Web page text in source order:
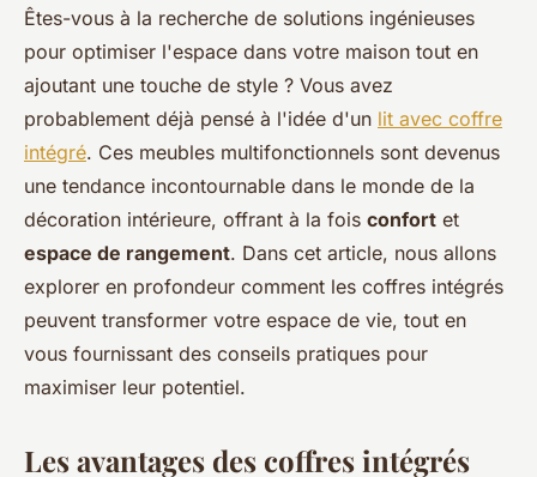
Êtes-vous à la recherche de solutions ingénieuses
pour optimiser l'espace dans votre maison tout en
ajoutant une touche de style ? Vous avez
probablement déjà pensé à l'idée d'un lit avec coffre
intégré. Ces meubles multifonctionnels sont devenus
une tendance incontournable dans le monde de la
décoration intérieure, offrant à la fois confort et
espace de rangement. Dans cet article, nous allons
explorer en profondeur comment les coffres intégrés
peuvent transformer votre espace de vie, tout en
vous fournissant des conseils pratiques pour
maximiser leur potentiel.
Les avantages des coffres intégrés